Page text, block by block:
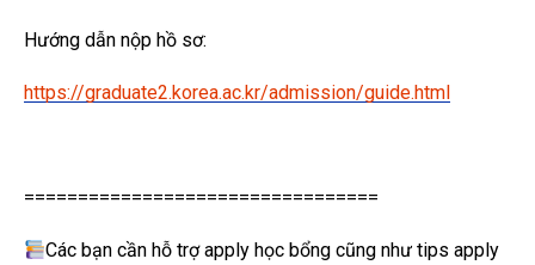
Hướng dẫn nộp hồ sơ:
https://graduate2.korea.ac.kr/admission/guide.html
=================================
Các bạn cần hỗ trợ apply học bổng cũng như tips apply